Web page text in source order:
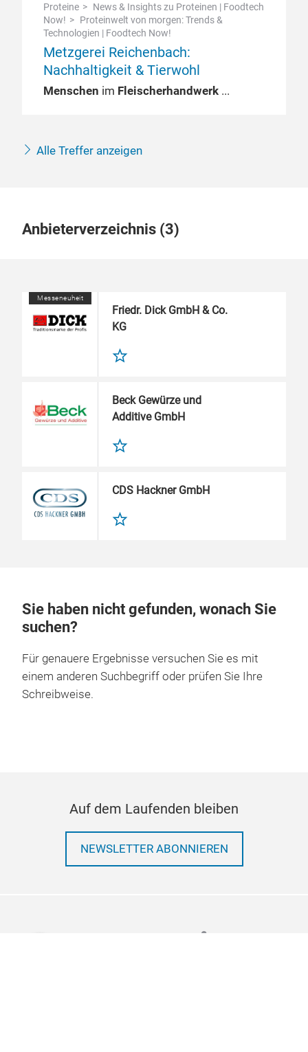
Proteine
News & Insights zu Proteinen | Foodtech
Now!
Proteinwelt von morgen: Trends &
Technologien | Foodtech Now!
Metzgerei Reichenbach:
Nachhaltigkeit & Tierwohl
Menschen im Fleischerhandwerk
Alle Treffer anzeigen
Anbieterverzeichnis (3)
Messeneuheit
Friedr. Dick GmbH & Co.
KG
Beck Gewürze und
Additive GmbH
CDS Hackner GmbH
Sie haben nicht gefunden, wonach Sie
suchen?
Für genauere Ergebnisse versuchen Sie es mit
einem anderen Suchbegriff oder prüfen Sie Ihre
Schreibweise.
Auf dem Laufenden bleiben
NEWSLETTER ABONNIEREN
linkedin